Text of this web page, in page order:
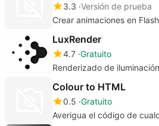
3.3 Versión de prueba
Crear animaciones en
LuxRender
4.7 Gratuito
Renderizado de
Colour to HTML
0.5 Gratuito
Averigua el código de